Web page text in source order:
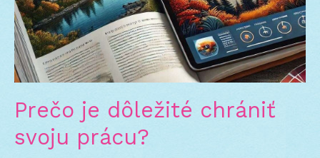
Prečo je dôležité chrániť
svoju prácu?